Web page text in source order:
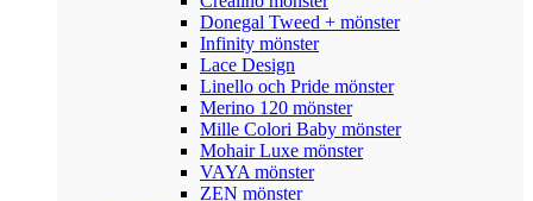
Donegal Tweed + mönster
Infinity mönster
Lace Design
Linello och Pride mönster
Merino 120 mönster
Mille Colori Baby mönster
Mohair Luxe mönster
VAYA mönster
ZEN mönster